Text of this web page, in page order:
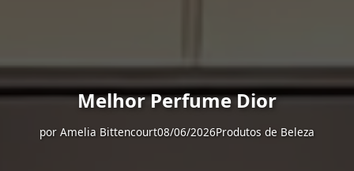
Melhor Perfume Dior
por Amelia Bittencourt08/06/2026Produtos de Beleza